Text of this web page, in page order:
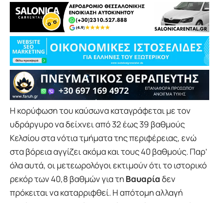
Η κορύφωση του καύσωνα καταγράφεται με τον
υδράργυρο να δείχνει από 32 έως 39 βαθμούς
Κελσίου στα νότια τμήματα της περιφέρειας, ενώ
στα βόρεια αγγίζει ακόμα και τους 40 βαθμούς. Παρ’
όλα αυτά, οι μετεωρολόγοι εκτιμούν ότι το ιστορικό
ρεκόρ των 40,8 βαθμών για τη Βαυαρίαδεν
πρόκειται να καταρριφθεί. Η απότομη αλλαγή